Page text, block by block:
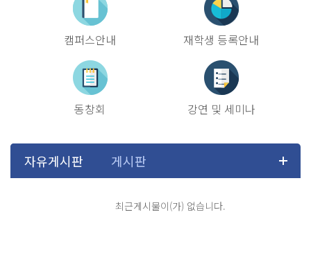
캠퍼스안내 재학생 등록안내
동창회 강연 및 세미나
최근게시물이(가) 없습니다.